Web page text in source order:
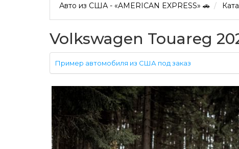
Авто из США - «AMERICAN EXPRESS» 🚗
Volkswagen Touareg
Пример автомобиля из США под заказ